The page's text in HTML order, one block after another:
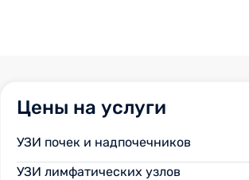
Цены на услуги
УЗИ почек и надпочечников
УЗИ лимфатических узлов